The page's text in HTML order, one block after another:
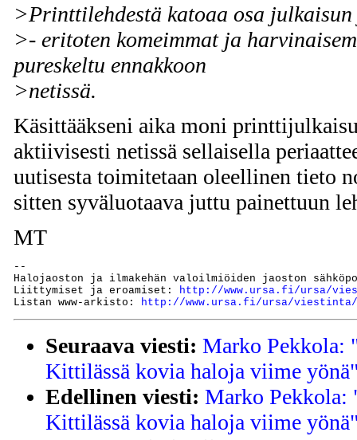
>Printtilehdestä katoaa osa
>- eritoten komeimmat ja
pureskeltu ennakkoon
>netissä.
Käsittääkseni aika moni
aktiivisesti netissä sellaisella
uutisesta toimitetaan oleellinen tieto
sitten syväluotaava juttu painettuun
MT
--
Halojaoston ja ilmakehän valoilmiöiden jaoston
Liittymiset ja eroamiset:
http://www.ursa.fi/ursa/
Listan www-arkisto:
http://www.ursa.fi/ursa/viestinta/
Seuraava viesti: Marko Pekkola:
Kittilässä kovia haloja viime
Edellinen viesti: Marko Pekkola:
Kittilässä kovia haloja viime